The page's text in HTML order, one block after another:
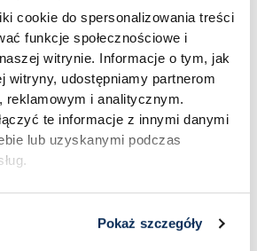
cookie do spersonalizowania treści
funkcje społecznościowe i
witrynie. Informacje o tym, jak
witryny, udostępniamy partnerom
reklamowym i analitycznym.
te informacje z innymi danymi
lub uzyskanymi podczas
Pokaż szczegóły
dla instytucji publicznych
się: Wprowadzenie:
a efektywnością